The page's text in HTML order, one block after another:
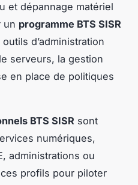
et dépannage matériel
un programme BTS SISR
d’administration
serveurs, la gestion
en place de politiques
BTS SISR sont
numériques,
administrations ou
profils pour piloter